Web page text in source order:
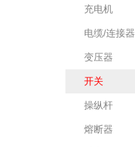
充电机
电缆/连接器
变压器
开关
操纵杆
熔断器